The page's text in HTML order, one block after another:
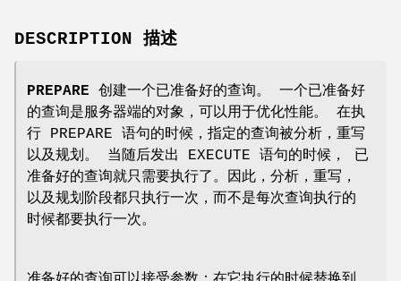
DESCRIPTION 描述
PREPARE 创建一个已准备好的查询。 一个已准备好
的查询是服务器端的对象，可以用于优化性能。 在执
行 PREPARE 语句的时候，指定的查询被分析，重写
以及规划。 当随后发出 EXECUTE 语句的时候， 已
准备好的查询就只需要执行了。因此，分析，重写，
以及规划阶段都只执行一次，而不是每次查询执行的
时候都要执行一次。